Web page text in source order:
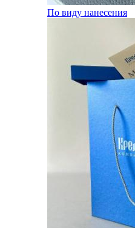
По виду нанесения